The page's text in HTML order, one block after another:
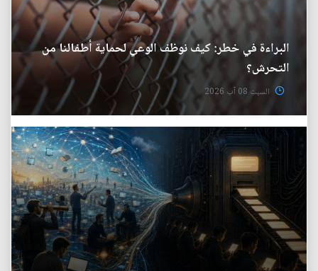
البراءة في خطر: كيف نوظف الوعي لحماية أطفالنا من
التحرش؟
السبت 08 آب 2026